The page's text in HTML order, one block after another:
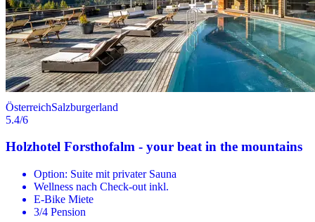
ÖsterreichSalzburgerland
5.4/6
Holzhotel Forsthofalm - your beat in the mountains
Option: Suite mit privater Sauna
Wellness nach Check-out inkl.
E-Bike Miete
3/4 Pension